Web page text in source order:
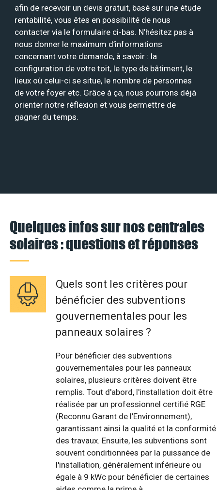
afin de recevoir un devis gratuit, basé sur une étude
rentabilité, vous êtes en possibilité de nous
contacter via le formulaire ci-bas. N’hésitez pas à
nous donner le maximum d’informations
concernant votre demande, à savoir : la
configuration de votre toit, le type de bâtiment, le
lieux où celui-ci se situe, le nombre de personnes
de votre foyer etc. Grâce à ça, nous pourrons déjà
orienter notre réflexion et vous permettre de
gagner du temps.
Quelques infos sur nos centrales
solaires : questions et réponses
Quels sont les critères pour
bénéficier des subventions
gouvernementales pour les
panneaux solaires ?
Pour bénéficier des subventions
gouvernementales pour les panneaux
solaires, plusieurs critères doivent être
remplis. Tout d'abord, l'installation doit être
réalisée par un professionnel certifié RGE
(Reconnu Garant de l'Environnement),
garantissant ainsi la qualité et la conformité
des travaux. Ensuite, les subventions sont
souvent conditionnées par la puissance de
l'installation, généralement inférieure ou
égale à 9 kWc pour bénéficier de certaines